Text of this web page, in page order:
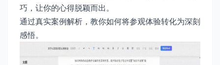
巧，让你的心得脱颖而出。
通过真实案例解析，教你如何将参观体验转化为深刻
感悟。